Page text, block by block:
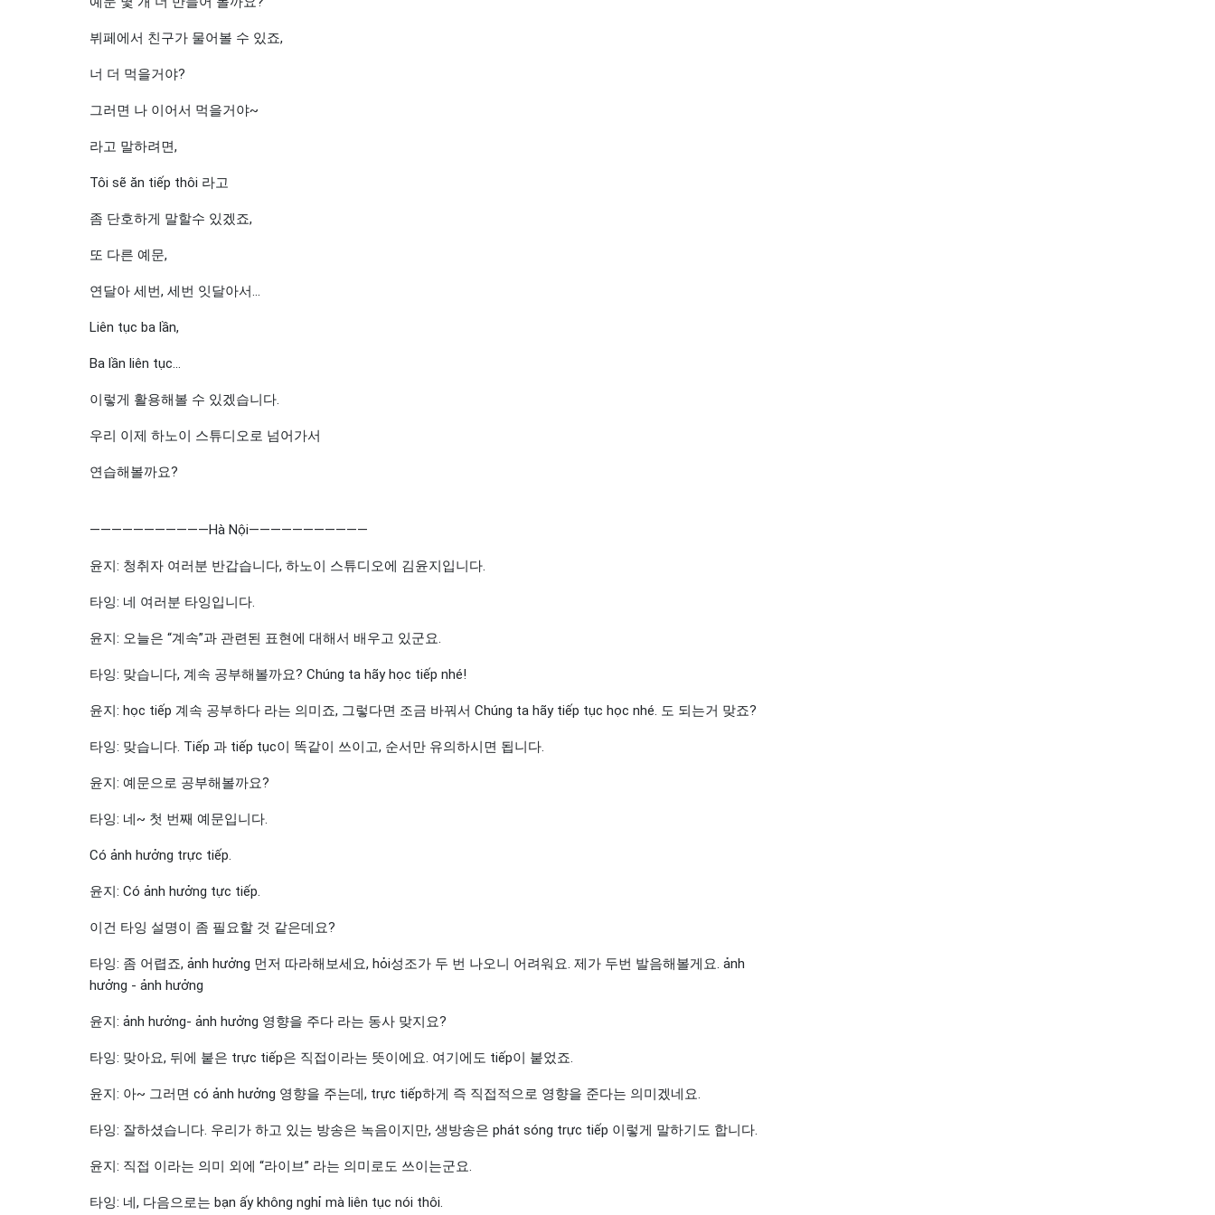
뷔페에서 친구가 물어볼 수 있죠,
너 더 먹을거야?
그러면 나 이어서 먹을거야~
라고 말하려면,
Tôi sẽ ăn tiếp thôi 라고
좀 단호하게 말할수 있겠죠,
또 다른 예문,
연달아 세번, 세번 잇달아서...
Liên tục ba lần,
Ba lần liên tục...
이렇게 활용해볼 수 있겠습니다.
우리 이제 하노이 스튜디오로 넘어가서
연습해볼까요?
———————————Hà Nội———————————
윤지: 청취자 여러분 반갑습니다, 하노이 스튜디오에 김윤지입니다.
타잉: 네 여러분 타잉입니다.
윤지: 오늘은 “계속”과 관련된 표현에 대해서 배우고 있군요.
타잉: 맞습니다, 계속 공부해볼까요? Chúng ta hãy học tiếp nhé!
윤지: học tiếp 계속 공부하다 라는 의미죠, 그렇다면 조금 바꿔서 Chúng ta hãy tiếp tục học nhé. 도 되는거 맞죠?
타잉: 맞습니다. Tiếp 과 tiếp tục이 똑같이 쓰이고, 순서만 유의하시면 됩니다.
윤지: 예문으로 공부해볼까요?
타잉: 네~ 첫 번째 예문입니다.
Có ảnh hưởng trực tiếp.
윤지: Có ảnh hưởng tực tiếp.
이건 타잉 설명이 좀 필요할 것 같은데요?
타잉: 좀 어렵죠, ảnh hưởng 먼저 따라해보세요, hỏi성조가 두 번 나오니 어려워요. 제가 두번 발음해볼게요. ảnh
hưởng - ảnh hưởng
윤지: ảnh hưởng- ảnh hưởng 영향을 주다 라는 동사 맞지요?
타잉: 맞아요, 뒤에 붙은 trực tiếp은 직접이라는 뜻이에요. 여기에도 tiếp이 붙었죠.
윤지: 아~ 그러면 có ảnh hưởng 영향을 주는데, trực tiếp하게 즉 직접적으로 영향을 준다는 의미겠네요.
타잉: 잘하셨습니다. 우리가 하고 있는 방송은 녹음이지만, 생방송은 phát sóng trực tiếp 이렇게 말하기도 합니다.
윤지: 직접 이라는 의미 외에 “라이브” 라는 의미로도 쓰이는군요.
타잉: 네, 다음으로는 bạn ấy không nghỉ mà liên tục nói thôi.